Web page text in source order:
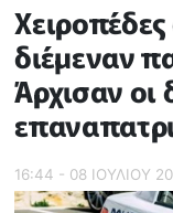
διέμεναν
Άρχισαν οι
16:44 - 08 ΙΟΥΛΙΟΥ